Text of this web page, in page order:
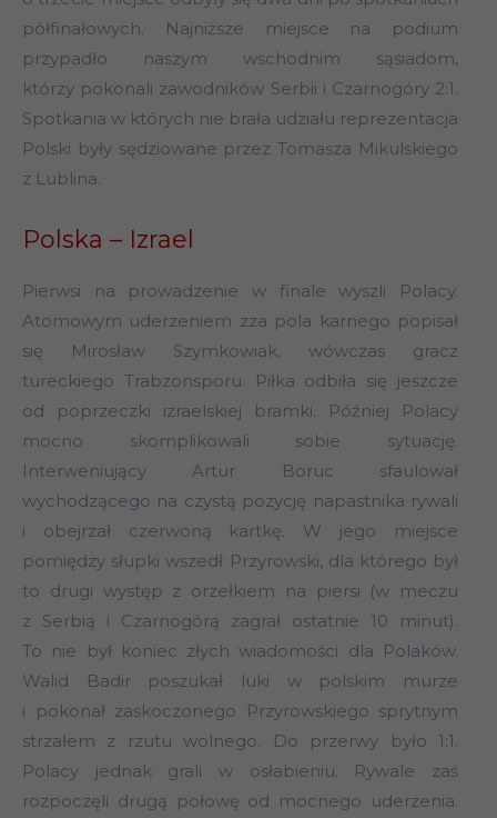
półfinałowych. Najniższe miejsce na podium
przypadło naszym wschodnim sąsiadom,
którzy pokonali zawodników Serbii i Czarnogóry 2:1.
Spotkania w których nie brała udziału reprezentacja
Polski były sędziowane przez Tomasza Mikulskiego
z Lublina.
Polska – Izrael
Pierwsi na prowadzenie w finale wyszli Polacy.
Atomowym uderzeniem zza pola karnego popisał
się Mirosław Szymkowiak, wówczas gracz
tureckiego Trabzonsporu. Piłka odbiła się jeszcze
od poprzeczki izraelskiej bramki. Później Polacy
mocno skomplikowali sobie sytuację.
Interweniujący Artur Boruc sfaulował
wychodzącego na czystą pozycję napastnika rywali
i obejrzał czerwoną kartkę. W jego miejsce
pomiędzy słupki wszedł Przyrowski, dla którego był
to drugi występ z orzełkiem na piersi (w meczu
z Serbią i Czarnogórą zagrał ostatnie 10 minut).
To nie był koniec złych wiadomości dla Polaków.
Walid Badir poszukał luki w polskim murze
i pokonał zaskoczonego Przyrowskiego sprytnym
strzałem z rzutu wolnego. Do przerwy było 1:1.
Polacy jednak grali w osłabieniu. Rywale zaś
rozpoczęli drugą połowę od mocnego uderzenia.